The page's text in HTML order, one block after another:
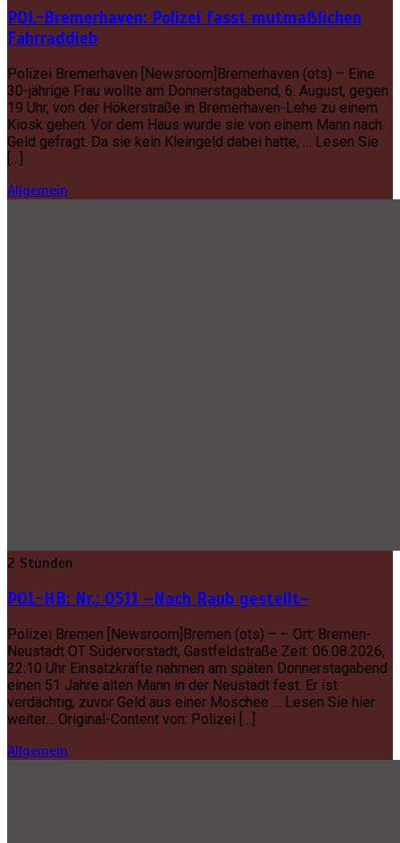
POL-Bremerhaven: Polizei fasst mutmaßlichen
Fahrraddieb
Polizei Bremerhaven [Newsroom]Bremerhaven (ots) – Eine
30-jährige Frau wollte am Donnerstagabend, 6. August, gegen
19 Uhr, von der Hökerstraße in Bremerhaven-Lehe zu einem
Kiosk gehen. Vor dem Haus wurde sie von einem Mann nach
Geld gefragt. Da sie kein Kleingeld dabei hatte, … Lesen Sie
Allgemein
2 Stunden
POL-HB: Nr.: 0511 –Nach Raub gestellt–
Polizei Bremen [Newsroom]Bremen (ots) – – Ort: Bremen-
Neustadt OT Südervorstadt, Gastfeldstraße Zeit: 06.08.2026,
22:10 Uhr Einsatzkräfte nahmen am späten Donnerstagabend
einen 51 Jahre alten Mann in der Neustadt fest. Er ist
verdächtig, zuvor Geld aus einer Moschee … Lesen Sie hier
weiter… Original-Content von: Polizei […]
Allgemein